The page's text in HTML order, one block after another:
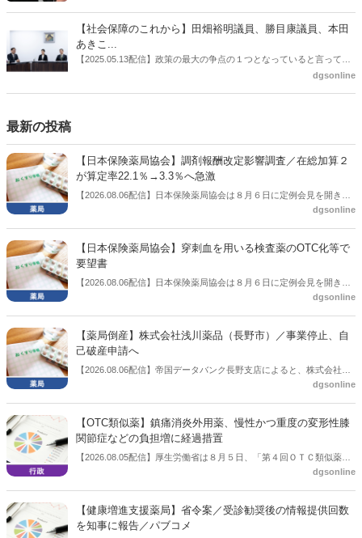
【社会保障のこれから】田畑裕明議員、勝目康議員、本田
あきこ...
【2025.05.13配信】政策の最大の争点の１つとなっていると言っても
よいのが社会保障のこれからのあり方だ。特に与党では、政府関係者
dgsonline
最新の投稿
【日本保険薬局協会】調剤報酬改定影響調査／在総加算２
が算定率22.1％→3.3％へ急激
【2026.08.06配信】日本保険薬局協会は８月６日に定例会見を開き、
「令和８年度調剤報酬改定に係る保険薬局への影響」の調査結果を公
3.3％へ大きく低下した。
dgsonline
【日本保険薬局協会】穿刺血を用いる検査薬のOTC化等で
要望書
【2026.08.06配信】日本保険薬局協会は８月６日に定例会見を開き、
「穿刺血を用いる検査薬のOTC化等に関する要望書」を厚生労働省 医
dgsonline
【薬局倒産】株式会社浅川薬品（長野市）／事業停止、自
己破産申請へ
【2026.08.06配信】帝国データバンク長野支店によると、株式会社浅
川薬品（長野市）は7月31日に事業を停止し、自己破産申請の準備に
dgsonline
【OTC類似薬】鎮痛消炎外用薬、慢性かつ重度の変形性膝
関節症などの負担増に経過措置
【2026.08.05配信】厚生労働省は８月５日、「第４回ＯＴＣ類似薬の
保険給付の見直しの実施に向けた技術的検討会」を開催。「中間とり
会等に報告し、令和８年秋頃を目途に結論を得る予定。
dgsonline
【健康増進支援薬局】省令案／受診勧奨後の情報提供回数
を知事に報告／パブコメ